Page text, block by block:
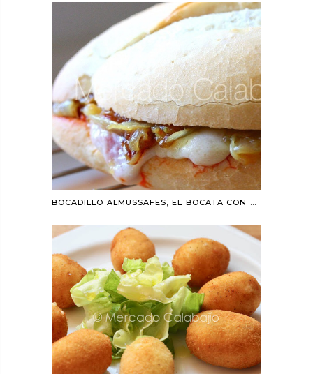
BOCADILLO ALMUSSAFES, EL BOCATA CON SOBRASADA QUE NO CONOCÍAMOS